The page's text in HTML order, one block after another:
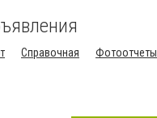
Справочная Фотоотчеты